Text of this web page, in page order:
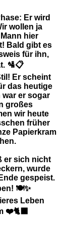
Er wird
wollen ja
hier
Bald gibt es
für ihn,
🛂📋
Er scheint
das heutige
er sogar
großes
wir heute
früher
Papierkram
er sich nicht
wurde
gespeist.
🍽️✨
Leben
❤️🐈‍⬛